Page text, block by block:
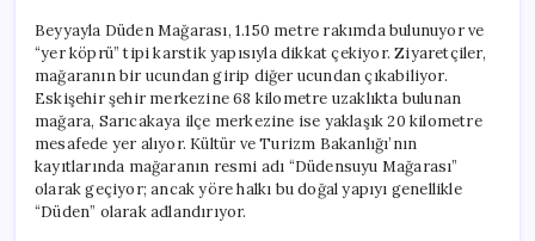
Beyyayla Düden Mağarası, 1.150 metre rakımda bulunuyor ve
“yer köprü” tipi karstik yapısıyla dikkat çekiyor. Ziyaretçiler,
mağaranın bir ucundan girip diğer ucundan çıkabiliyor.
Eskişehir şehir merkezine 68 kilometre uzaklıkta bulunan
mağara, Sarıcakaya ilçe merkezine ise yaklaşık 20 kilometre
mesafede yer alıyor. Kültür ve Turizm Bakanlığı’nın
kayıtlarında mağaranın resmi adı “Düdensuyu Mağarası”
olarak geçiyor; ancak yöre halkı bu doğal yapıyı genellikle
“Düden” olarak adlandırıyor.